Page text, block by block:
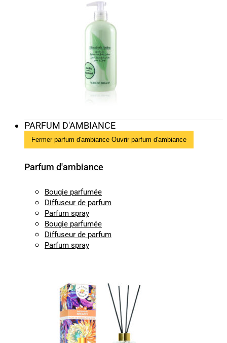
PARFUM D'AMBIANCE
Fermer parfum d'ambiance Ouvrir parfum d'ambiance
Parfum d'ambiance
Bougie parfumée
Diffuseur de parfum
Parfum spray
Bougie parfumée
Diffuseur de parfum
Parfum spray